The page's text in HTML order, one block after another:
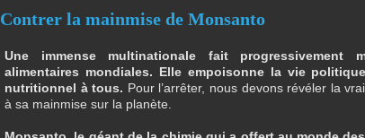
Contrer la mainmise de Monsanto
Une immense multinationale fait progressivement
alimentaires mondiales. Elle empoisonne la vie
nutritionnel à tous. Pour l’arrêter, nous devons révéler la
à sa mainmise sur la planète.